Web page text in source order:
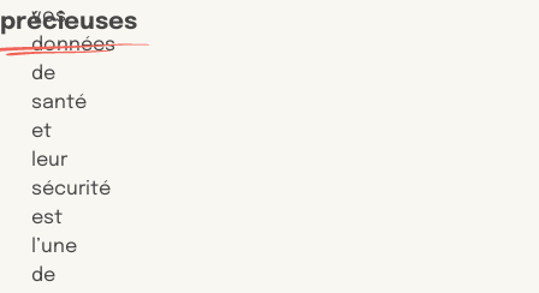
précieuses
vos
données
de
santé
et
leur
sécurité
est
l’une
de